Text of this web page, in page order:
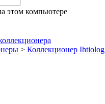
этом компьютере
> Коллекционер Ihtiolog